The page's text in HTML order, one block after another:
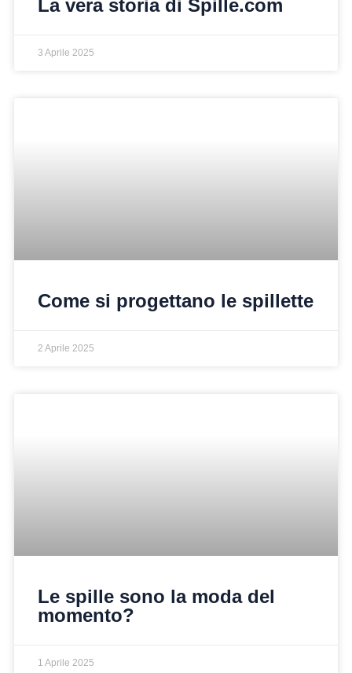
La vera storia di Spille.com
3 Aprile 2025
Come si progettano le spillette
2 Aprile 2025
Le spille sono la moda del
momento?
1 Aprile 2025